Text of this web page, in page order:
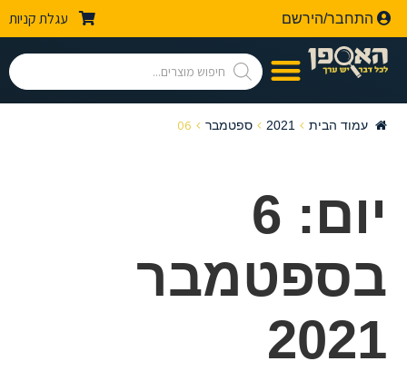
התחבר/הירשם עגלת קניות
עמוד הבית 2021 ספטמבר 06
יום: 6
בספטמבר
2021